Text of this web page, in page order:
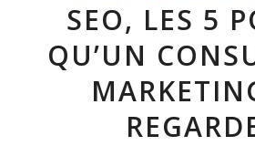
SEO, LES 5
QU’UN